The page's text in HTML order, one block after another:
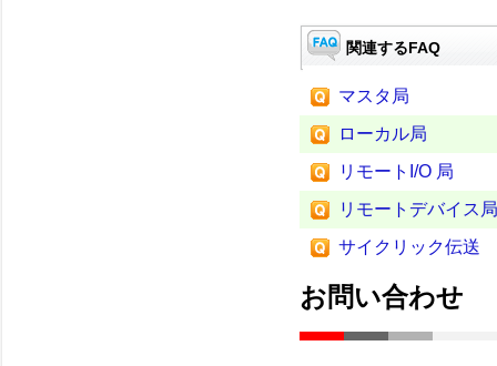
関連するFAQ
マスタ局
ローカル局
リモートI/O 局
リモートデバイス局
サイクリック伝送
お問い合わせ